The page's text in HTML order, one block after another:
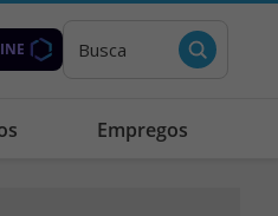
Busca
Empregos